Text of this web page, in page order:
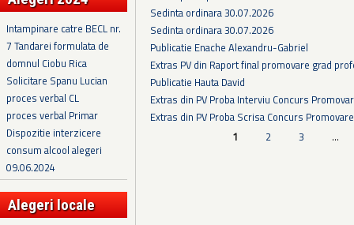
Intampinare catre BECL nr.
7 Tandarei formulata de
domnul Ciobu Rica
Solicitare Spanu Lucian
proces verbal CL
proces verbal Primar
Dispozitie interzicere
consum alcool alegeri
09.06.2024
Alegeri locale
Sedinta ordinara 30.07.2026
Sedinta ordinara 30.07.2026
Publicatie Enache Alexandru-Gabriel
Extras PV din Raport final promovare grad
Publicatie Hauta David
Extras din PV Proba Interviu Concurs
Extras din PV Proba Scrisa Concurs
1 2 3 …